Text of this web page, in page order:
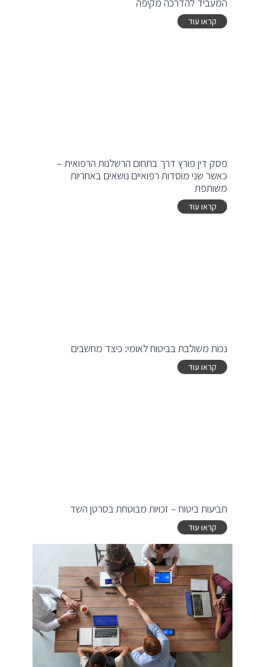
קראו עוד
פסק דין פורץ דרך בתחום הרשלנות הרפואית –
כאשר שני מוסדות רפואיים נושאים באחריות
משותפת
קראו עוד
נכות משולבת בביטוח לאומי: כיצד מחשבים
קראו עוד
תביעות ביטוח – זכויות מבוטחת בסרטן השד
קראו עוד